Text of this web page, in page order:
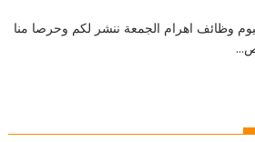
وظائف اهرام الجمعة ننشر لكم وحرصا منا